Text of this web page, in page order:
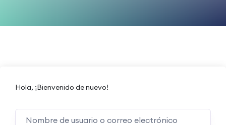
Hola, ¡Bienvenido de nuevo!